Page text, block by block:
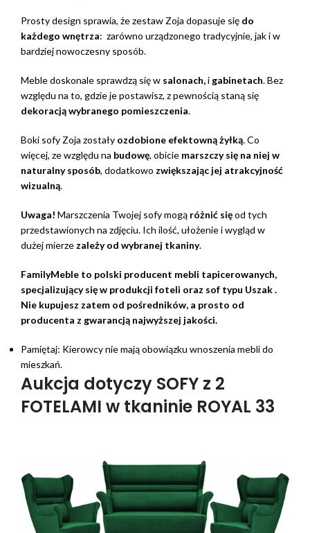
Prosty design sprawia, że zestaw Zoja dopasuje się do
każdego wnętrza: zarówno urządzonego tradycyjnie, jak i w
bardziej nowoczesny sposób.
Meble doskonale sprawdzą się w salonach,i gabinetach. Bez
względu na to, gdzie je postawisz, z pewnością staną się
dekoracją wybranego pomieszczenia.
Boki sofy Zoja zostały ozdobione efektowną żyłką. Co
więcej, ze względu na budowę, obicie marszczy się na niej w
naturalny sposób, dodatkowo zwiększając jej atrakcyjność
wizualną.
Uwaga! Marszczenia Twojej sofy mogą różnić sięod tych
przedstawionych na zdjęciu. Ich ilość, ułożenie i wygląd w
dużej mierze zależy od wybranej tkaniny.
FamilyMeble to polski producent mebli tapicerowanych,
specjalizujący się w produkcji foteli oraz sof typu Uszak .
Nie kupujesz zatem od pośredników, a prosto od
producenta z gwarancją najwyższej jakości.
Pamiętaj: Kierowcy nie mają obowiązku wnoszenia mebli do
mieszkań.
Aukcja dotyczy SOFY z 2
FOTELAMI w tkaninie ROYAL 33